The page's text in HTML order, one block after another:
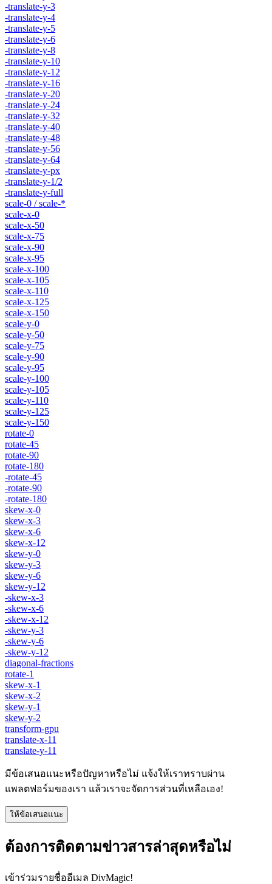
-translate-y-3
-translate-y-4
-translate-y-5
-translate-y-6
-translate-y-8
-translate-y-10
-translate-y-12
-translate-y-16
-translate-y-20
-translate-y-24
-translate-y-32
-translate-y-40
-translate-y-48
-translate-y-56
-translate-y-64
-translate-y-px
-translate-y-1/2
-translate-y-full
scale-0 / scale-*
scale-x-0
scale-x-50
scale-x-75
scale-x-90
scale-x-95
scale-x-100
scale-x-105
scale-x-110
scale-x-125
scale-x-150
scale-y-0
scale-y-50
scale-y-75
scale-y-90
scale-y-95
scale-y-100
scale-y-105
scale-y-110
scale-y-125
scale-y-150
rotate-0
rotate-45
rotate-90
rotate-180
-rotate-45
-rotate-90
-rotate-180
skew-x-0
skew-x-3
skew-x-6
skew-x-12
skew-y-0
skew-y-3
skew-y-6
skew-y-12
-skew-x-3
-skew-x-6
-skew-x-12
-skew-y-3
-skew-y-6
-skew-y-12
diagonal-fractions
rotate-1
skew-x-1
skew-x-2
skew-y-1
skew-y-2
transform-gpu
translate-x-11
translate-y-11
มีข้อเสนอแนะหรือปัญหาหรือไม่ แจ้งให้เราทราบผ่าน
แพลตฟอร์มของเรา แล้วเราจะจัดการส่วนที่เหลือเอง!
ให้ข้อเสนอแนะ
ต้องการติดตามข่าวสารล่าสุดหรือไม่
เข้าร่วมรายชื่ออีเมล DivMagic!